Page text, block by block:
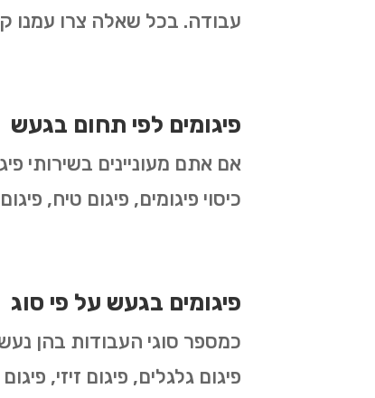
עבודה. בכל שאלה צרו עמנו
פיגומים לפי תחום בגעש
אם אתם מעוניינים בשירותי
כיסוי פיגומים, פיגום טיח,
פיגומים בגעש על פי סוג
פיגום גלגלים, פיגום זיזי,